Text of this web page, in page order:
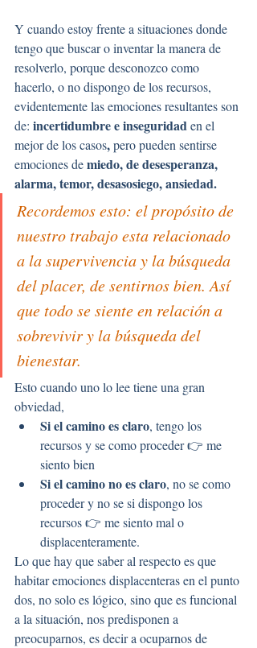
Y cuando estoy frente a situaciones donde
tengo que buscar o inventar la manera de
resolverlo, porque desconozco como
hacerlo, o no dispongo de los recursos,
evidentemente las emociones resultantes son
de: incertidumbre e inseguridad en el
mejor de los casos, pero pueden sentirse
emociones de miedo, de desesperanza,
alarma, temor, desasosiego, ansiedad.
Recordemos esto: el propósito de
nuestro trabajo esta relacionado
a la supervivencia y la búsqueda
del placer, de sentirnos bien. Así
que todo se siente en relación a
sobrevivir y la búsqueda del
bienestar.
Esto cuando uno lo lee tiene una gran
obviedad,
Si el camino es claro, tengo los
recursos y se como proceder 👉 me
siento bien
Si el camino no es claro, no se como
proceder y no se si dispongo los
recursos 👉 me siento mal o
displacenteramente.
Lo que hay que saber al respecto es que
habitar emociones displacenteras en el punto
dos, no solo es lógico, sino que es funcional
a la situación, nos predisponen a
preocuparnos, es decir a ocuparnos de